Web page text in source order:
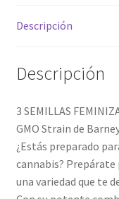
Descripción
Descripción
3 SEMILLAS
GMO Strain de
¿Estás preparado
cannabis? Prepárate
una variedad que te